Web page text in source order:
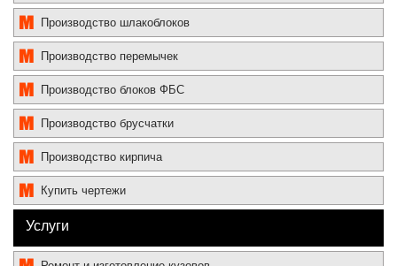
Производство шлакоблоков
Производство перемычек
Производство блоков ФБС
Производство брусчатки
Производство кирпича
Купить чертежи
Услуги